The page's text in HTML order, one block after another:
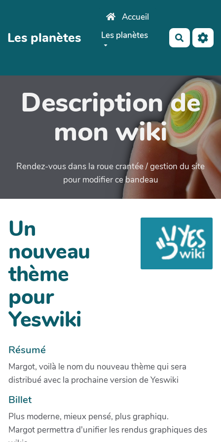
Les planètes
Accueil
Les planètes
Description de
mon wiki
Rendez-vous dans la roue crantée / gestion du site
pour modifier ce bandeau
Un
nouveau
thème
pour
Yeswiki
Résumé
Margot, voilà le nom du nouveau thème qui sera
distribué avec la prochaine version de Yeswiki
Billet
Plus moderne, mieux pensé, plus graphiqu.
Margot permettra d'unifier les rendus graphiques des